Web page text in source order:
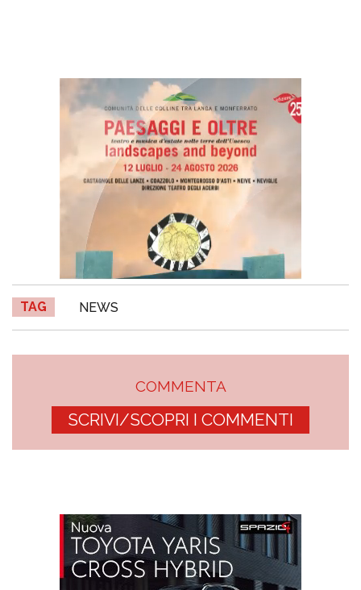
TAG NEWS
COMMENTA
SCRIVI/SCOPRI I COMMENTI